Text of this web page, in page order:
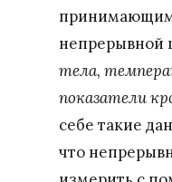
непрерывной
тела,
показатели
себе такие
что